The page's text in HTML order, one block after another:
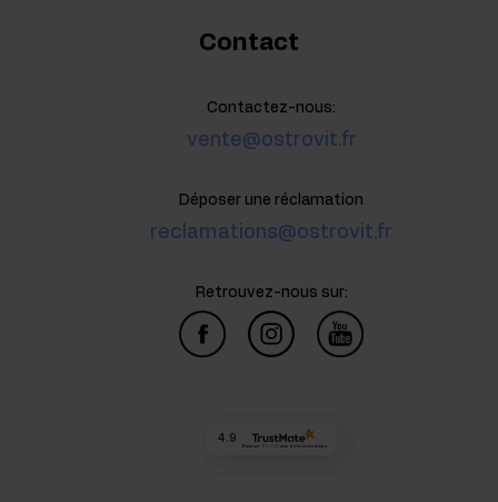
Contact
Contactez-nous:
vente@ostrovit.fr
Déposer une réclamation
reclamations@ostrovit.fr
Retrouvez-nous sur:
4.9
Basé sur 65 018 avis de tous les temps